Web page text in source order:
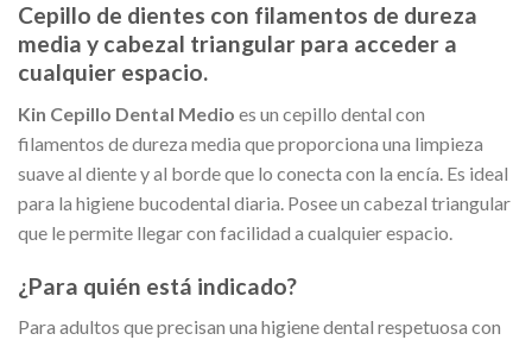
Cepillo de dientes con filamentos de dureza
media y cabezal triangular para acceder a
cualquier espacio.
Kin Cepillo Dental Medio es un cepillo dental con
filamentos de dureza media que proporciona una limpieza
suave al diente y al borde que lo conecta con la encía. Es ideal
para la higiene bucodental diaria. Posee un cabezal triangular
que le permite llegar con facilidad a cualquier espacio.
¿Para quién está indicado?
Para adultos que precisan una higiene dental respetuosa con